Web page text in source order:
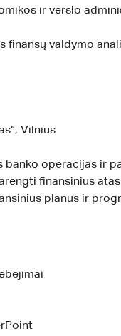
ir verslo
finansų valdymo
Vilnius
banko operacijas ir
finansinius
planus ir